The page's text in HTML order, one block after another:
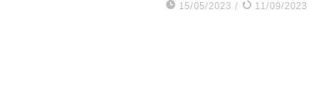
15/05/2023 / 11/09/2023